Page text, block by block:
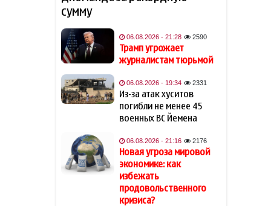
19:48
могу спать по ночам»
19:40
Кинолог развеял миф о
собачьей обиде на хозяина
19:34
В Индии тигр убил 55-летнего
19:28
Алтай Байындыр продолжит
карьеру в Ла Лиге
В Шамкире за рулем умер 58-
летний водитель
сумму
06.08.2026 - 21:28 2590
Трамп угрожает
журналистам тюрьмой
06.08.2026 - 19:34 2331
Из-за атак хуситов
погибли не менее 45
военных ВС Йемена
06.08.2026 - 21:16 2176
Новая угроза мировой
экономике: как
избежать
продовольственного
кризиса?